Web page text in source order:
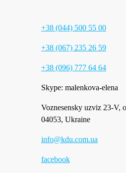
+38 (044) 500 55 00
+38 (067) 235 26 59
+38 (096) 777 64 64
Skype: malenkova-elena
Voznesensky uzviz 23-V,
04053, Ukraine
info@kdu.com.ua
facebook